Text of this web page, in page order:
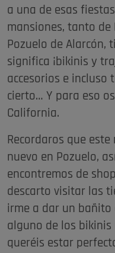
a una de esas
mansiones, tanto de
Pozuelo de Alarcón,
significa ¡bikinis y
accesorios e incluso
cierto… Y para eso
California.
Recordaros que
nuevo en Pozuelo,
encontremos de
descarto visitar las
irme a dar un bañito
alguno de los bikinis
queréis estar